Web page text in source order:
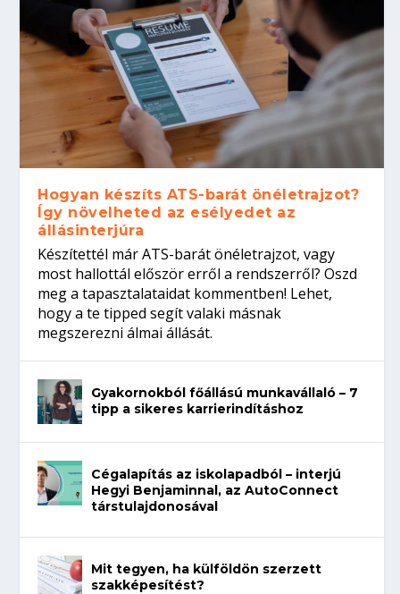
Hogyan készíts ATS-barát önéletrajzot?
Így növelheted az esélyedet az
állásinterjúra
Készítettél már ATS-barát önéletrajzot, vagy
most hallottál először erről a rendszerről? Oszd
meg a tapasztalataidat kommentben! Lehet,
hogy a te tipped segít valaki másnak
megszerezni álmai állását.
Gyakornokból főállású munkavállaló – 7
tipp a sikeres karrierindításhoz
Cégalapítás az iskolapadból – interjú
Hegyi Benjaminnal, az AutoConnect
társtulajdonosával
Mit tegyen, ha külföldön szerzett
szakképesítést?